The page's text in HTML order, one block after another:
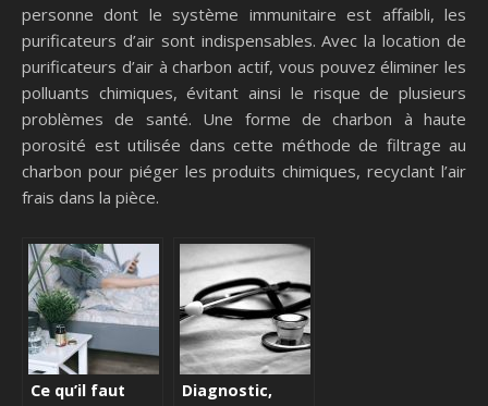
personne dont le système immunitaire est affaibli, les
purificateurs d’air sont indispensables. Avec la location de
purificateurs d’air à charbon actif, vous pouvez éliminer les
polluants chimiques, évitant ainsi le risque de plusieurs
problèmes de santé. Une forme de charbon à haute
porosité est utilisée dans cette méthode de filtrage au
charbon pour piéger les produits chimiques, recyclant l’air
frais dans la pièce.
Ce qu’il faut
Diagnostic,